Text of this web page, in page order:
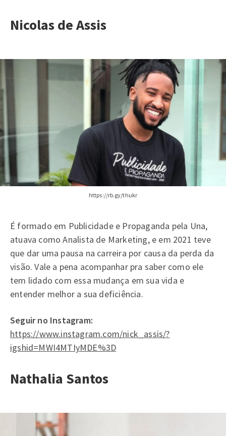
Nicolas de Assis
https://rb.gy/thukr
É formado em Publicidade e Propaganda pela Una,
atuava como Analista de Marketing, e em 2021 teve
que dar uma pausa na carreira por causa da perda da
visão. Vale a pena acompanhar pra saber como ele
tem lidado com essa mudança em sua vida e
entender melhor a sua deficiência.
Seguir no Instagram:
https://www.instagram.com/nick_assis/?
igshid=MWI4MTIyMDE%3D
Nathalia Santos